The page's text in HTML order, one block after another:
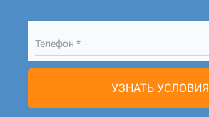
Телефон *
УЗНАТЬ УСЛОВИЯ